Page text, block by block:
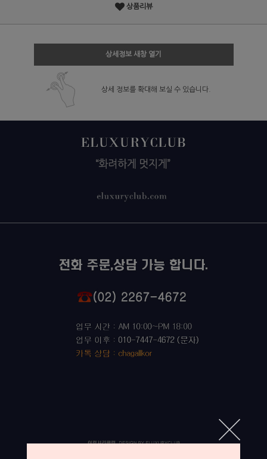
상품리뷰
상세정보 새창 열기
상세 정보를 확대해 보실 수 있습니다.